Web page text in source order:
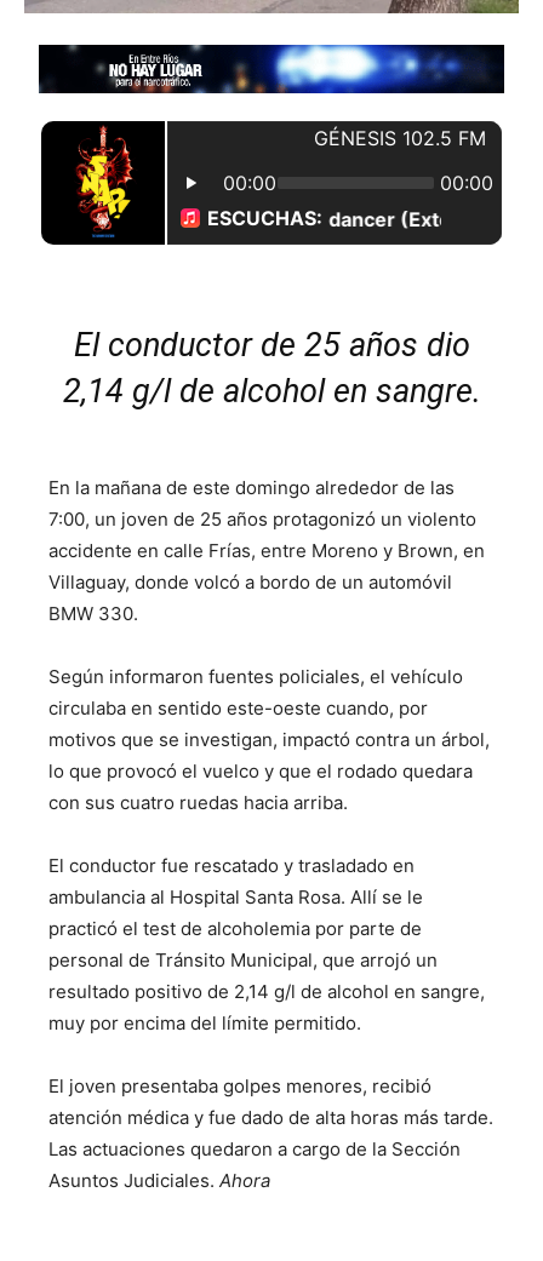
El conductor de 25 años dio
2,14 g/l de alcohol en sangre.
En la mañana de este domingo alrededor de las
7:00, un joven de 25 años protagonizó un violento
accidente en calle Frías, entre Moreno y Brown, en
Villaguay, donde volcó a bordo de un automóvil
BMW 330.
Según informaron fuentes policiales, el vehículo
circulaba en sentido este-oeste cuando, por
motivos que se investigan, impactó contra un árbol,
lo que provocó el vuelco y que el rodado quedara
con sus cuatro ruedas hacia arriba.
El conductor fue rescatado y trasladado en
ambulancia al Hospital Santa Rosa. Allí se le
practicó el test de alcoholemia por parte de
personal de Tránsito Municipal, que arrojó un
resultado positivo de 2,14 g/l de alcohol en sangre,
muy por encima del límite permitido.
El joven presentaba golpes menores, recibió
atención médica y fue dado de alta horas más tarde.
Las actuaciones quedaron a cargo de la Sección
Asuntos Judiciales. Ahora